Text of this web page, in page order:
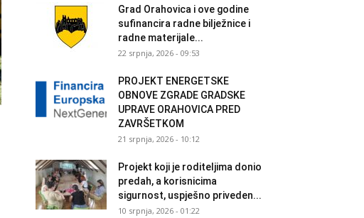
Grad Orahovica i ove godine
sufinancira radne bilježnice i
radne materijale...
22 srpnja, 2026 - 09:53
PROJEKT ENERGETSKE
OBNOVE ZGRADE GRADSKE
UPRAVE ORAHOVICA PRED
ZAVRŠETKOM
21 srpnja, 2026 - 10:12
Projekt koji je roditeljima donio
predah, a korisnicima
sigurnost, uspješno priveden...
10 srpnja, 2026 - 01:22